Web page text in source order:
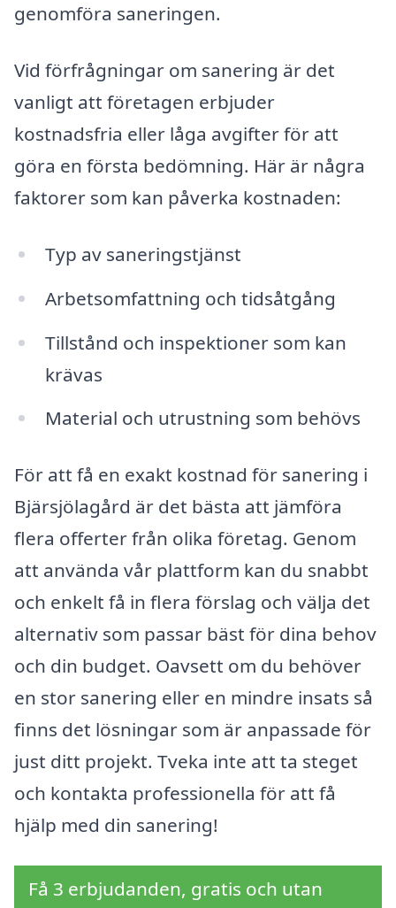
genomföra saneringen.
Vid förfrågningar om sanering är det
vanligt att företagen erbjuder
kostnadsfria eller låga avgifter för att
göra en första bedömning. Här är några
faktorer som kan påverka kostnaden:
Typ av saneringstjänst
Arbetsomfattning och tidsåtgång
Tillstånd och inspektioner som kan
krävas
Material och utrustning som behövs
För att få en exakt kostnad för sanering i
Bjärsjölagård är det bästa att jämföra
flera offerter från olika företag. Genom
att använda vår plattform kan du snabbt
och enkelt få in flera förslag och välja det
alternativ som passar bäst för dina behov
och din budget. Oavsett om du behöver
en stor sanering eller en mindre insats så
finns det lösningar som är anpassade för
just ditt projekt. Tveka inte att ta steget
och kontakta professionella för att få
hjälp med din sanering!
Få 3 erbjudanden, gratis och utan